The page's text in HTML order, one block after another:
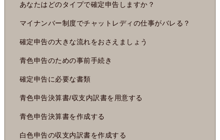
あなたはどのタイプで確定申告しますか？
マイナンバー制度でチャットレディの仕事がバレる？
確定申告の大きな流れをおさえましょう
青色申告のための事前手続き
確定申告に必要な書類
青色申告決算書/収支内訳書を用意する
青色申告決算書を作成する
白色申告の収支内訳書を作成する